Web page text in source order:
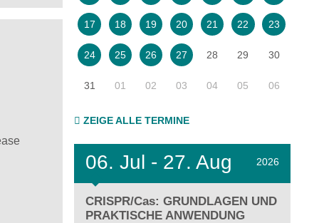
17 18 19 20 21 22 23
24 25 26 27 28 29 30
31 01 02 03 04 05 06
ZEIGE ALLE TERMINE
06. Jul - 27. Aug 2026
CRISPR/Cas: GRUNDLAGEN UND
PRAKTISCHE ANWENDUNG